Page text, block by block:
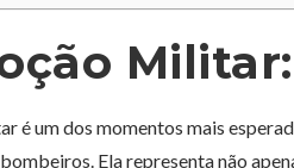
é um dos momentos mais
Ela representa não